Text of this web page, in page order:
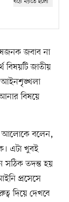
জবাব না
বিষয়টি জাতীয়
আইনশৃঙ্খলা
বিষয়ে
আলোকে বলেন,
এটা খুবই
সঠিক তদন্ত হয়
প্রসেসে
দিয়ে দেখবে